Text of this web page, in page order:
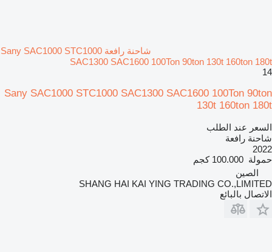
شاحنة رافعة Sany SAC1000 STC1000
SAC1300 SAC1600 100Ton 90ton 130t 160ton 180t
14
Sany SAC1000 STC1000 SAC1300 SAC1600 100Ton 90ton
130t 160ton 180t
السعر عند الطلب
شاحنة رافعة
2022
حمولة 100.000 كجم
الصين
SHANG HAI KAI YING TRADING CO.,LIMITED
الاتصال بالبائع